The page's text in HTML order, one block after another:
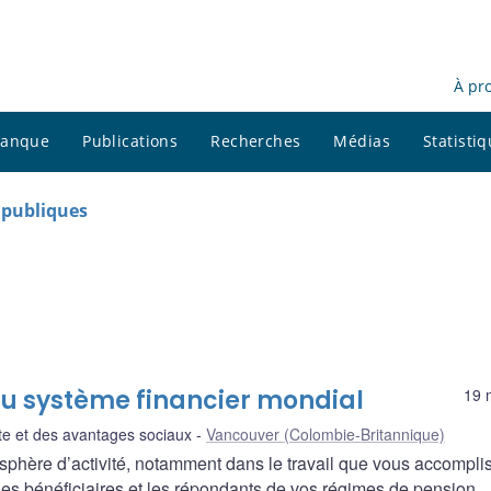
À
Publications Recherches Médias
19
système financier mondial
et des avantages sociaux Vancouver (Colombie-Britannique)
d’activité, notamment dans le travail que vous